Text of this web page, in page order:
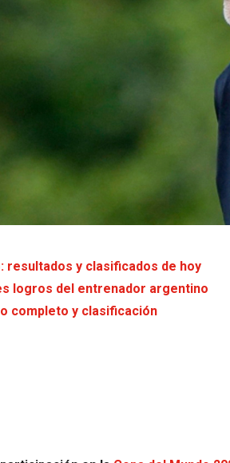
resultados y clasificados de hoy
logros del entrenador argentino
completo y clasificación